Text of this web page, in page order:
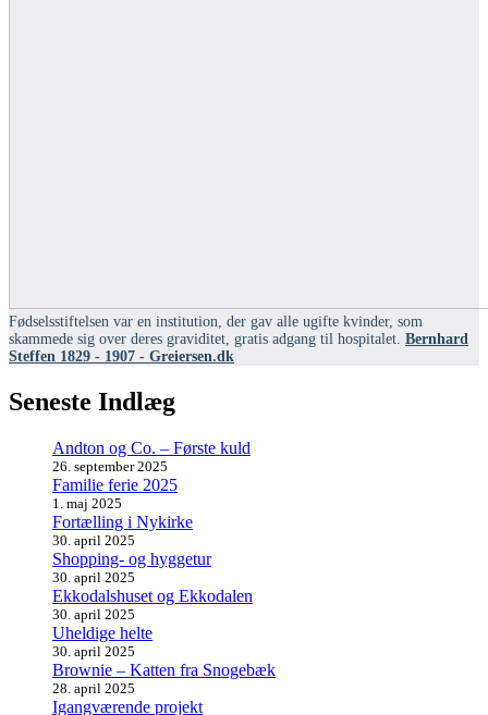
Fødselsstiftelsen var en institution, der gav alle ugifte kvinder, som
skammede sig over deres graviditet, gratis adgang til hospitalet. Bernhard
Steffen 1829 - 1907 - Greiersen.dk
Seneste Indlæg
Andton og Co. – Første kuld
26. september 2025
Familie ferie 2025
1. maj 2025
Fortælling i Nykirke
30. april 2025
Shopping- og hyggetur
30. april 2025
Ekkodalshuset og Ekkodalen
30. april 2025
Uheldige helte
30. april 2025
Brownie – Katten fra Snogebæk
28. april 2025
Igangværende projekt